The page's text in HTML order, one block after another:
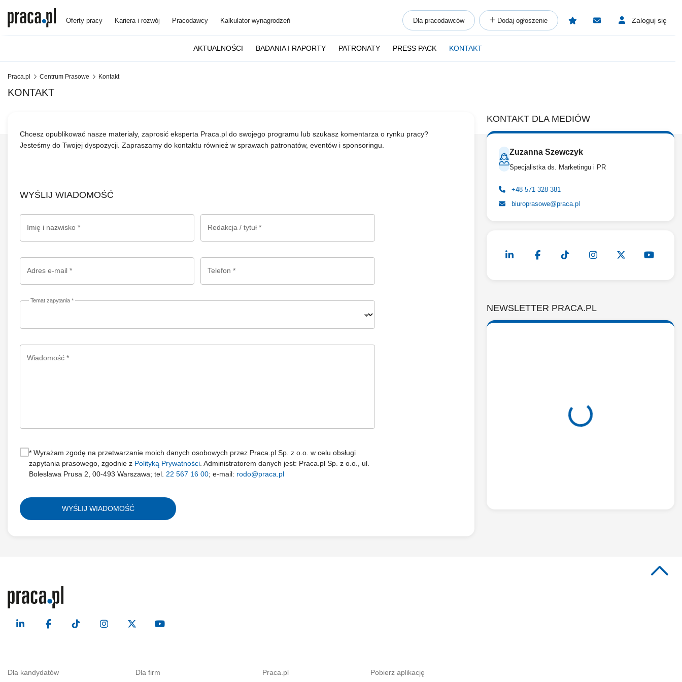
Oferty pracy Kariera i rozwój Pracodawcy Kalkulator wynagrodzeń Dla pracodawców Dodaj ogłoszenie Zaloguj się
AKTUALNOŚCI BADANIA I RAPORTY PATRONATY PRESS PACK KONTAKT
Praca.pl Centrum Prasowe Kontakt
KONTAKT
Chcesz opublikować nasze materiały, zaprosić eksperta Praca.pl do swojego programu lub szukasz komentarza o rynku pracy?
Jesteśmy do Twojej dyspozycji. Zapraszamy do kontaktu również w sprawach patronatów, eventów i sponsoringu.
WYŚLIJ WIADOMOŚĆ
Imię i nazwisko * Redakcja / tytuł *
Adres e-mail * Telefon *
Temat zapytania *
Wiadomość *
* Wyrażam zgodę na przetwarzanie moich danych osobowych przez Praca.pl Sp. z o.o. w celu obsługi
zapytania prasowego, zgodnie z Polityką Prywatności . Administratorem danych jest: Praca.pl Sp. z o.o., ul.
Bolesława Prusa 2, 00-493 Warszawa; tel. 22 567 16 00; e-mail: rodo@praca.pl
WYŚLIJ WIADOMOŚĆ
KONTAKT DLA MEDIÓW
Zuzanna Szewczyk
Specjalistka ds. Marketingu i PR
+48 571 328 381
biuroprasowe@praca.pl
NEWSLETTER PRACA.PL
Dla kandydatów Dla firm Praca.pl Pobierz aplikację